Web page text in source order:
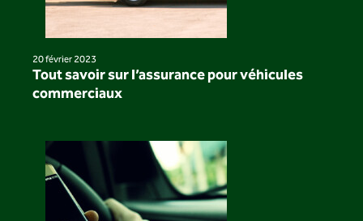
20 février 2023
Tout savoir sur l’assurance pour véhicules
commerciaux